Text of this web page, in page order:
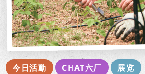
今日活動 CHAT六厂 展览